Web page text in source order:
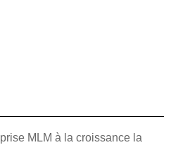
MLM à la croissance la